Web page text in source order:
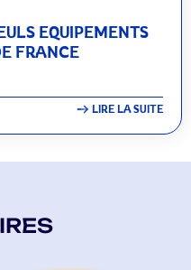
EQUIPEMENTS
FRANCE
LIRE LA SUITE